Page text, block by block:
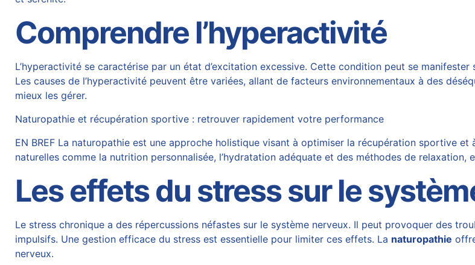
Comprendre l’hyperactivité
L’hyperactivité se caractérise par un état d’excitation excessive. Cette condition peut se
Les causes de l’hyperactivité peuvent être variées, allant de facteurs environnementaux à des
mieux les gérer.
Naturopathie et récupération sportive : retrouver rapidement votre performance
EN BREF La naturopathie est une approche holistique visant à optimiser la récupération sportive
naturelles comme la nutrition personnalisée, l’hydratation adéquate et des méthodes de relaxation,
Les effets du stress sur le
Le stress chronique a des répercussions néfastes sur le système nerveux. Il peut provoquer des
impulsifs. Une gestion efficace du stress est essentielle pour limiter ces effets. La naturopathie
nerveux.